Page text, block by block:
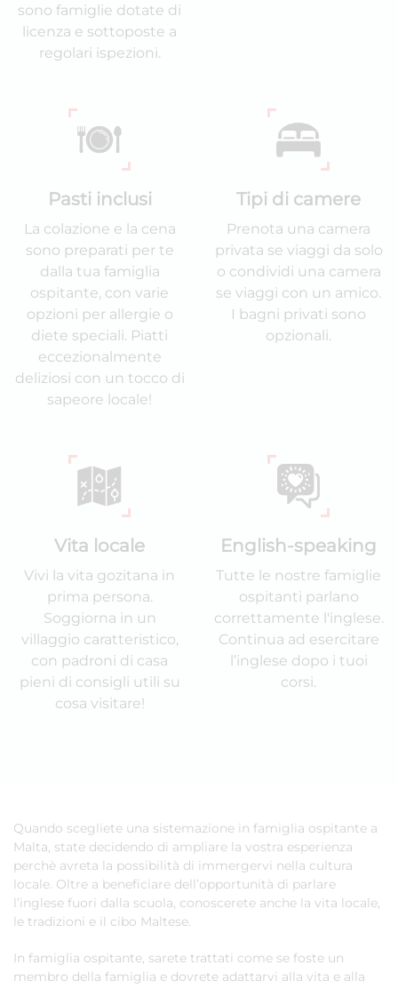
sono famiglie dotate di
licenza e sottoposte a
regolari ispezioni.
Pasti inclusi
La colazione e la cena
sono preparati per te
dalla tua famiglia
ospitante, con varie
opzioni per allergie o
diete speciali. Piatti
eccezionalmente
deliziosi con un tocco di
sapeore locale!
Tipi di camere
Prenota una camera
privata se viaggi da solo
o condividi una camera
se viaggi con un amico.
I bagni privati sono
opzionali.
Vita locale
Vivi la vita gozitana in
prima persona.
Soggiorna in un
villaggio caratteristico,
con padroni di casa
pieni di consigli utili su
cosa visitare!
English-speaking
Tutte le nostre famiglie
ospitanti parlano
correttamente l'inglese.
Continua ad esercitare
l’inglese dopo i tuoi
corsi.
Quando scegliete una sistemazione in famiglia ospitante a
Malta, state decidendo di ampliare la vostra esperienza
perchè avreta la possibilità di immergervi nella cultura
locale. Oltre a beneficiare dell’opportunità di parlare
l’inglese fuori dalla scuola, conoscerete anche la vita locale,
le tradizioni e il cibo Maltese.
In famiglia ospitante, sarete trattati come se foste un
membro della famiglia e dovrete adattarvi alla vita e alla